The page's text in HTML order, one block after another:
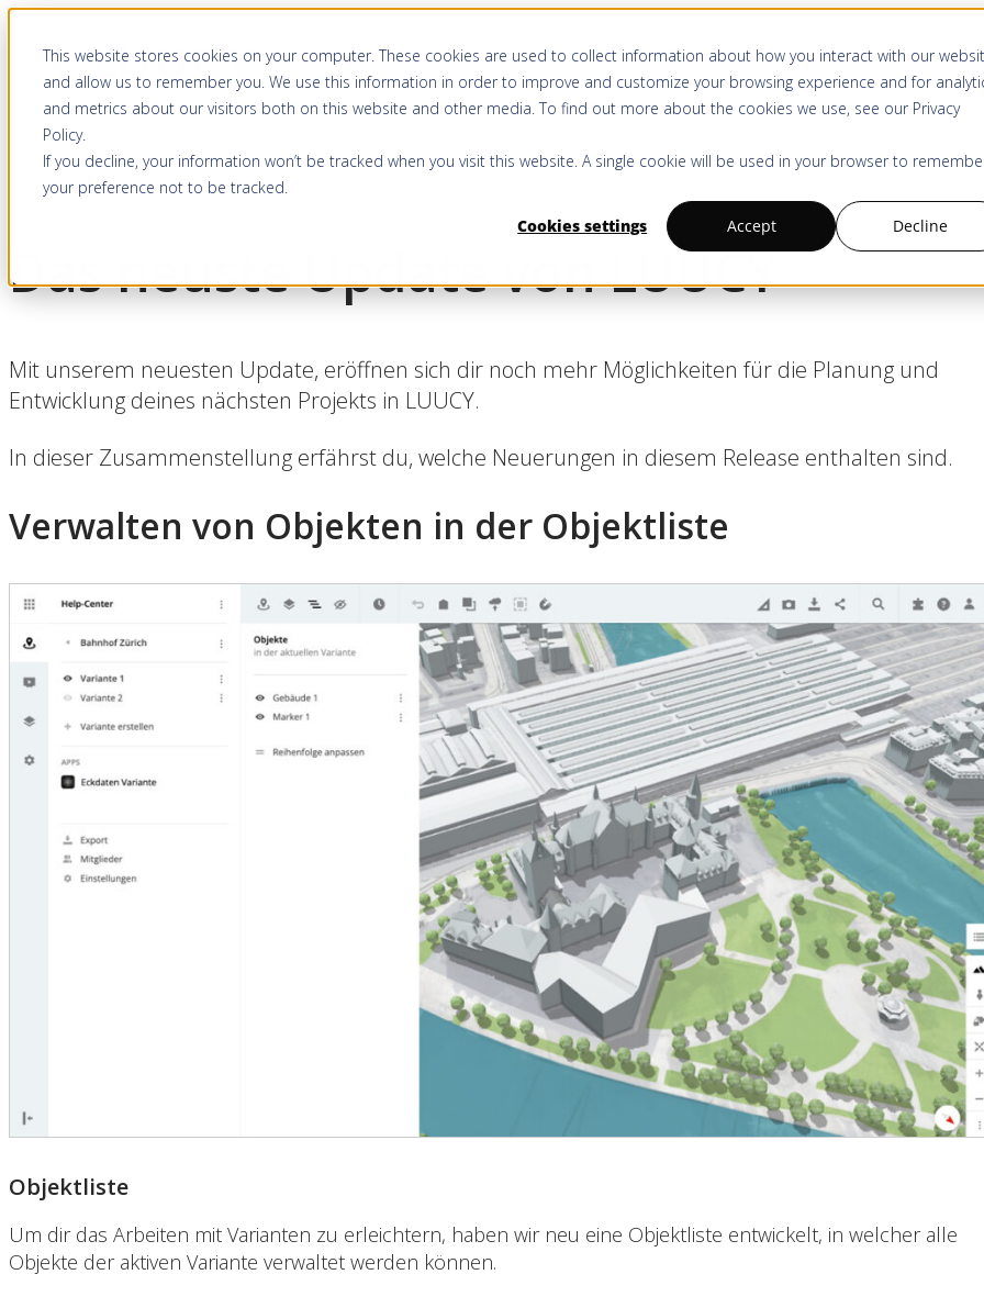
This website stores cookies on your computer. These cookies are used to collect information about how you interact with our
and allow us to remember you. We use this information in order to improve and customize your browsing experience and for
and metrics about our visitors both on this website and other media. To find out more about the cookies we use, see our Privacy
Policy.
If you decline, your information won’t be tracked when you visit this website. A single cookie will be used in your browser to
your preference not to be tracked.
Cookies settings
Accept Decline
Product Solutions Resources Pricing
Das neuste Update von LUUCY
Mit unserem neuesten Update, eröffnen sich dir noch mehr Möglichkeiten für die Planung und
Entwicklung deines nächsten Projekts in LUUCY.
In dieser Zusammenstellung erfährst du, welche Neuerungen in diesem Release enthalten sind.
Verwalten von Objekten in der Objektliste
Objektliste
Um dir das Arbeiten mit Varianten zu erleichtern, haben wir neu eine Objektliste entwickelt, in welcher alle
Objekte der aktiven Variante verwaltet werden können.